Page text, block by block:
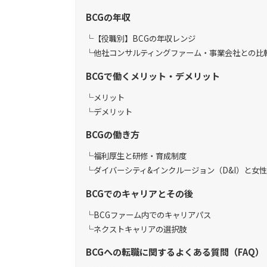
BCGの年収
【役職別】BCGの年収レンジ
他社コンサルティングファーム・事業会社との比
BCGで働くメリット・デメリット
メリット
デメリット
BCGの働き方
福利厚生と研修・育成制度
ダイバーシティ&インクルージョン（D&I）と女
BCGでのキャリアとその後
BCGファーム内でのキャリアパス
ネクストキャリアの選択肢
BCGへの転職に関するよくある質問（FAQ）